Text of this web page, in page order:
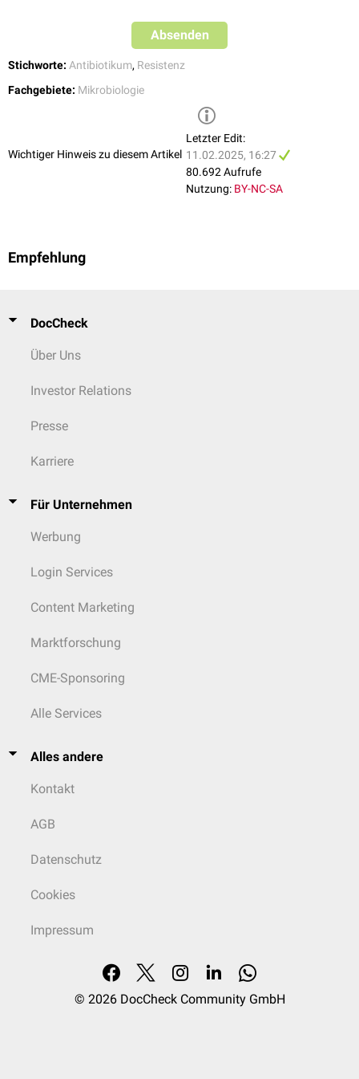
clinical breakpoints
herausgegeben und dienen als Interpretationshilfe.
Absenden
Stichworte: Antibiotikum, Resistenz
Fachgebiete: Mikrobiologie
Wichtiger Hinweis zu diesem Artikel
Letzter Edit:
11.02.2025, 16:27
80.692 Aufrufe
Nutzung: BY-NC-SA
Empfehlung
DocCheck
Über Uns
Investor Relations
Presse
Karriere
Für Unternehmen
Werbung
Login Services
Content Marketing
Marktforschung
CME-Sponsoring
Alle Services
Alles andere
Kontakt
AGB
Datenschutz
Cookies
Impressum
© 2026 DocCheck Community GmbH